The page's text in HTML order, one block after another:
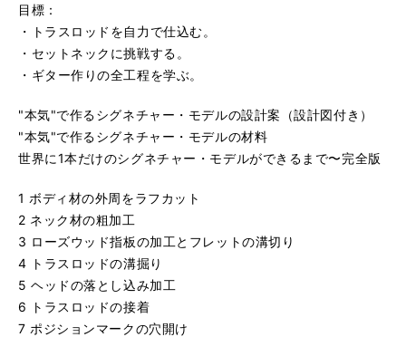
目標：
・トラスロッドを自力で仕込む。
・セットネックに挑戦する。
・ギター作りの全工程を学ぶ。
"本気"で作るシグネチャー・モデルの設計案（設計図付き）
"本気"で作るシグネチャー・モデルの材料
世界に1本だけのシグネチャー・モデルができるまで〜完全版
1 ボディ材の外周をラフカット
2 ネック材の粗加工
3 ローズウッド指板の加工とフレットの溝切り
4 トラスロッドの溝掘り
5 ヘッドの落とし込み加工
6 トラスロッドの接着
7 ポジションマークの穴開け